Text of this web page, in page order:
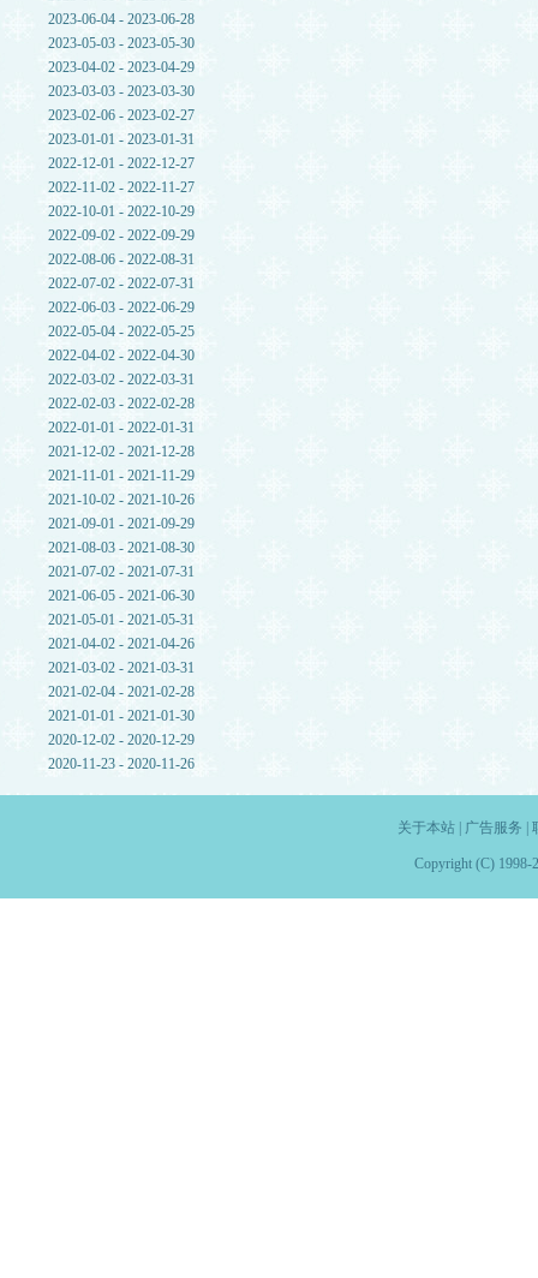
2023-06-04 - 2023-06-28
2023-05-03 - 2023-05-30
2023-04-02 - 2023-04-29
2023-03-03 - 2023-03-30
2023-02-06 - 2023-02-27
2023-01-01 - 2023-01-31
2022-12-01 - 2022-12-27
2022-11-02 - 2022-11-27
2022-10-01 - 2022-10-29
2022-09-02 - 2022-09-29
2022-08-06 - 2022-08-31
2022-07-02 - 2022-07-31
2022-06-03 - 2022-06-29
2022-05-04 - 2022-05-25
2022-04-02 - 2022-04-30
2022-03-02 - 2022-03-31
2022-02-03 - 2022-02-28
2022-01-01 - 2022-01-31
2021-12-02 - 2021-12-28
2021-11-01 - 2021-11-29
2021-10-02 - 2021-10-26
2021-09-01 - 2021-09-29
2021-08-03 - 2021-08-30
2021-07-02 - 2021-07-31
2021-06-05 - 2021-06-30
2021-05-01 - 2021-05-31
2021-04-02 - 2021-04-26
2021-03-02 - 2021-03-31
2021-02-04 - 2021-02-28
2021-01-01 - 2021-01-30
2020-12-02 - 2020-12-29
2020-11-23 - 2020-11-26
关于本站| 广告服务
Copyright (C) 1998-